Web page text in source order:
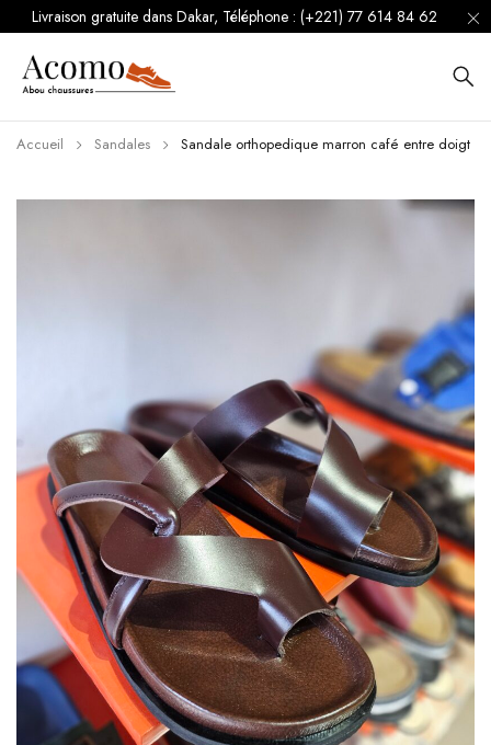
Livraison gratuite dans Dakar, Téléphone : (+221) 77 614 84 62
Accueil Sandales Sandale orthopedique marron café entre doigt